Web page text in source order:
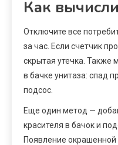
Как
Отключите все
за час. Если счетчик
скрытая утечка. Также
в бачке унитаза: спад
подсос.
Еще один метод —
красителя в бачок и
Появление